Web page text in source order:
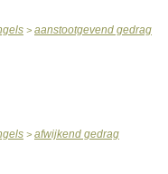
> aanstootgevend gedrag
> afwijkend gedrag